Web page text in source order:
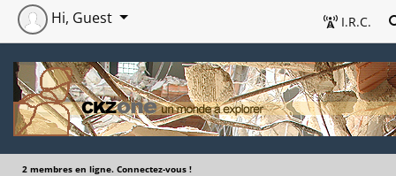
I.R.C.
Hi, Guest
2 membres en ligne. Connectez-vous !